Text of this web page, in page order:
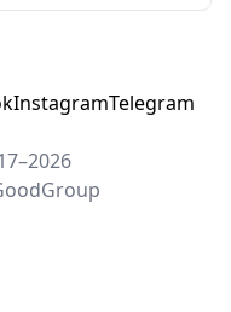
InstagramTelegram